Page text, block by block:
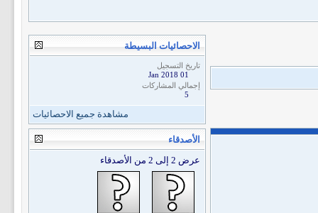
الاحصائيات البسيطة
تاريخ التسجيل
01 Jan 2018
إجمالي المشاركات
5
مشاهدة جميع الاحصائيات
الأصدقاء
عرض 2 إلى 2 من الأصدقاء